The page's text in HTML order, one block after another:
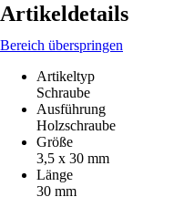
Artikeldetails
Bereich überspringen
Artikeltyp
Schraube
Ausführung
Holzschraube
Größe
3,5 x 30 mm
Länge
30 mm